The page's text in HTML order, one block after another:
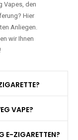
Vapes, den
Hier
Anliegen.
wir Ihnen
VAPE?
E-ZIGARETTEN?